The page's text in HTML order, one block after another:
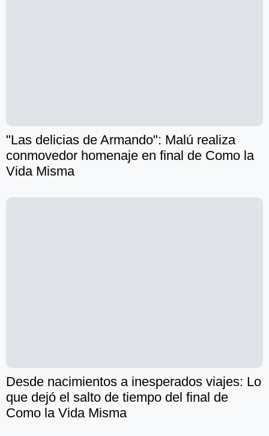
"Las delicias de Armando": Malú realiza
conmovedor homenaje en final de Como la
Vida Misma
Desde nacimientos a inesperados viajes: Lo
que dejó el salto de tiempo del final de
Como la Vida Misma